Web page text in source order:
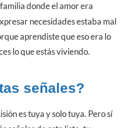
donde el amor era
necesidades estaba mal
aprendiste que eso era lo
lo que estás viviendo.
señales?
es tuya y solo tuya. Pero sí